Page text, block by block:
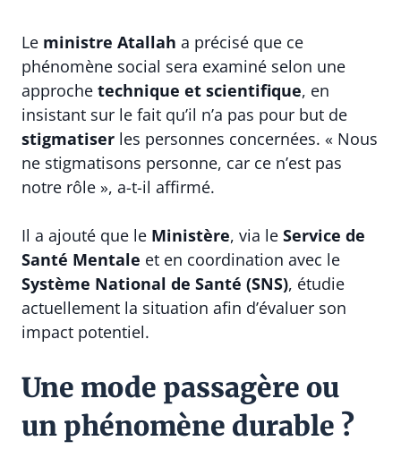
Le ministre Atallah a précisé que ce
phénomène social sera examiné selon une
approche technique et scientifique, en
insistant sur le fait qu’il n’a pas pour but de
stigmatiser les personnes concernées. « Nous
ne stigmatisons personne, car ce n’est pas
notre rôle », a-t-il affirmé.
Il a ajouté que le Ministère, via le Service de
Santé Mentale et en coordination avec le
Système National de Santé (SNS), étudie
actuellement la situation afin d’évaluer son
impact potentiel.
Une mode passagère ou
un phénomène durable ?